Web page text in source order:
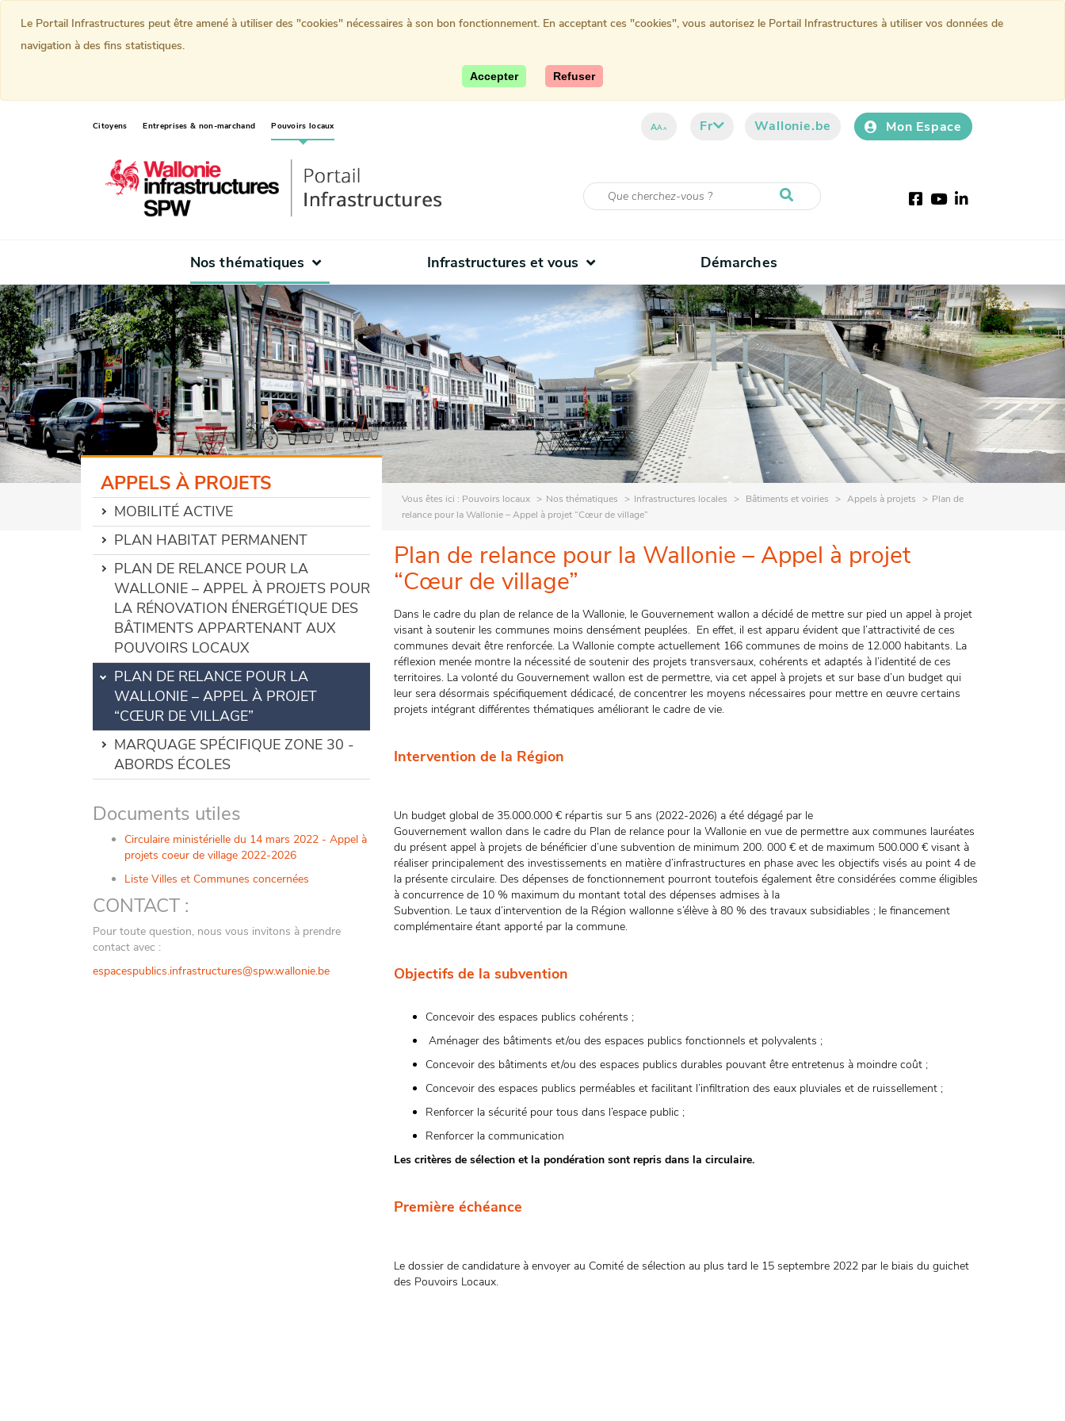
Citoyens Entreprises & non-marchand Pouvoirs locaux(current) AAA Fr Wallonie.be Mon Espace
Facebook
YoutubeLinkedIn
Nos thématiques Infrastructures et vous Démarches
Vous êtes ici : Pouvoirs locaux Nos thématiques Infrastructures locales Bâtiments et voiries Appels à projets
Plan de
relance pour la Wallonie – Appel à projet “Cœur de village”
APPELS À PROJETS
MOBILITÉ ACTIVE
PLAN HABITAT PERMANENT
PLAN DE RELANCE POUR LA
WALLONIE – APPEL À PROJETS POUR
LA RÉNOVATION ÉNERGÉTIQUE DES
BÂTIMENTS APPARTENANT AUX
POUVOIRS LOCAUX
PLAN DE RELANCE POUR LA
WALLONIE – APPEL À PROJET
“CŒUR DE VILLAGE”
MARQUAGE SPÉCIFIQUE ZONE 30 -
ABORDS ÉCOLES
Documents utiles
Circulaire ministérielle du 14 mars 2022 - Appel à
projets coeur de village 2022-2026
Liste Villes et Communes concernées
CONTACT :
Pour toute question, nous vous invitons à prendre
contact avec :
espacespublics.infrastructures@spw.wallonie.be
Plan de relance pour la Wallonie – Appel à projet
“Cœur de village”
Dans le cadre du plan de relance de la Wallonie, le Gouvernement wallon a décidé de mettre sur pied un appel à projet
visant à soutenir les communes moins densément peuplées. En effet, il est apparu évident que l’attractivité de ces
communes devait être renforcée. La Wallonie compte actuellement 166 communes de moins de 12.000 habitants. La
réflexion menée montre la nécessité de soutenir des projets transversaux, cohérents et adaptés à l’identité de ces
territoires. La volonté du Gouvernement wallon est de permettre, via cet appel à projets et sur base d’un budget qui
leur sera désormais spécifiquement dédicacé, de concentrer les moyens nécessaires pour mettre en œuvre certains
projets intégrant différentes thématiques améliorant le cadre de vie.
Intervention de la Région
Un budget global de 35.000.000 € répartis sur 5 ans (2022-2026) a été dégagé par le
Gouvernement wallon dans le cadre du Plan de relance pour la Wallonie en vue de permettre aux communes lauréates
du présent appel à projets de bénéficier d’une subvention de minimum 200. 000 € et de maximum 500.000 € visant à
réaliser principalement des investissements en matière d’infrastructures en phase avec les objectifs visés au point 4 de
la présente circulaire. Des dépenses de fonctionnement pourront toutefois également être considérées comme éligibles
à concurrence de 10 % maximum du montant total des dépenses admises à la
Subvention. Le taux d’intervention de la Région wallonne s’élève à 80 % des travaux subsidiables ; le financement
complémentaire étant apporté par la commune.
Objectifs de la subvention
Concevoir des espaces publics cohérents ;
Aménager des bâtiments et/ou des espaces publics fonctionnels et polyvalents ;
Concevoir des bâtiments et/ou des espaces publics durables pouvant être entretenus à moindre coût ;
Concevoir des espaces publics perméables et facilitant l’infiltration des eaux pluviales et de ruissellement ;
Renforcer la sécurité pour tous dans l’espace public ;
Renforcer la communication
Les critères de sélection et la pondération sont repris dans la circulaire.
Première échéance
Le dossier de candidature à envoyer au Comité de sélection au plus tard le 15 septembre 2022 par le biais du guichet
des Pouvoirs Locaux.
Le Portail Infrastructures peut être amené à utiliser des "cookies" nécessaires à son bon fonctionnement. En acceptant ces "cookies", vous autorisez le Portail Infrastructures à utiliser vos données de
navigation à des fins statistiques.
Accepter Refuser